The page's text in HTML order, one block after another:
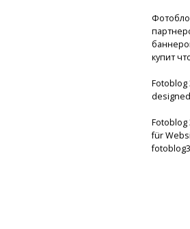
купит
Fotoblog
Fotoblog
für